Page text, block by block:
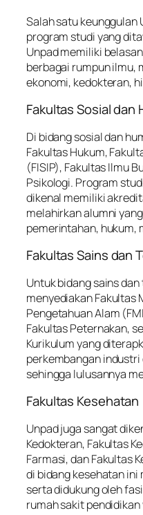
Salah satu keunggulan
program studi yang
Unpad memiliki
berbagai rumpun ilmu,
ekonomi, kedokteran,
Fakultas Sosial dan
Di bidang sosial dan
Fakultas Hukum,
(FISIP), Fakultas Ilmu
Psikologi. Program
dikenal memiliki
melahirkan alumni
pemerintahan, hukum,
Fakultas Sains dan
Untuk bidang sains
menyediakan Fakultas
Pengetahuan Alam
Fakultas Peternakan,
Kurikulum yang
perkembangan
sehingga lulusannya
Fakultas Kesehatan
Unpad juga sangat
Kedokteran, Fakultas
Farmasi, dan Fakultas
di bidang kesehatan
serta didukung oleh
rumah sakit